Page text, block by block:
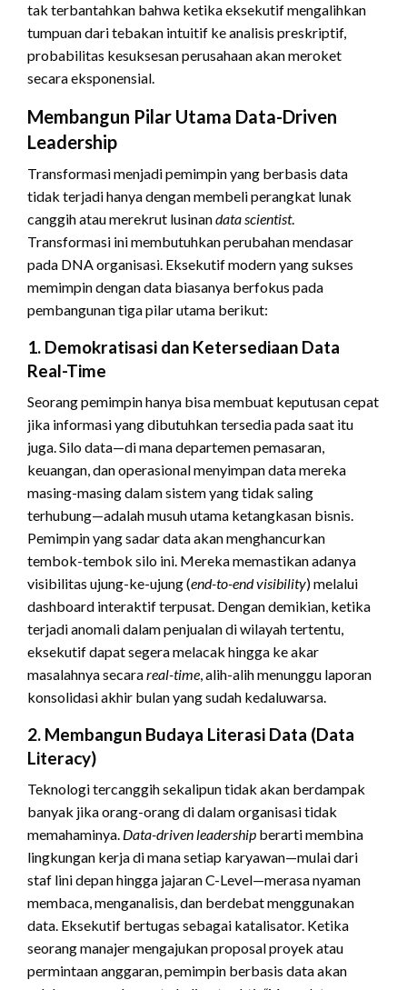
tak terbantahkan bahwa ketika eksekutif mengalihkan
tumpuan dari tebakan intuitif ke analisis preskriptif,
probabilitas kesuksesan perusahaan akan meroket
secara eksponensial.
Membangun Pilar Utama Data-Driven
Leadership
Transformasi menjadi pemimpin yang berbasis data
tidak terjadi hanya dengan membeli perangkat lunak
canggih atau merekrut lusinandata scientist.
Transformasi ini membutuhkan perubahan mendasar
pada DNA organisasi. Eksekutif modern yang sukses
memimpin dengan data biasanya berfokus pada
pembangunan tiga pilar utama berikut:
1. Demokratisasi dan Ketersediaan Data
Real-Time
Seorang pemimpin hanya bisa membuat keputusan cepat
jika informasi yang dibutuhkan tersedia pada saat itu
juga. Silo data—di mana departemen pemasaran,
keuangan, dan operasional menyimpan data mereka
masing-masing dalam sistem yang tidak saling
terhubung—adalah musuh utama ketangkasan bisnis.
Pemimpin yang sadar data akan menghancurkan
tembok-tembok silo ini. Mereka memastikan adanya
visibilitas ujung-ke-ujung (end-to-end visibility) melalui
dashboard interaktif terpusat. Dengan demikian, ketika
terjadi anomali dalam penjualan di wilayah tertentu,
eksekutif dapat segera melacak hingga ke akar
masalahnya secarareal-time, alih-alih menunggu laporan
konsolidasi akhir bulan yang sudah kedaluwarsa.
2. Membangun Budaya Literasi Data (Data
Literacy)
Teknologi tercanggih sekalipun tidak akan berdampak
banyak jika orang-orang di dalam organisasi tidak
memahaminya. Data-driven leadership berarti membina
lingkungan kerja di mana setiap karyawan—mulai dari
staf lini depan hingga jajaran C-Level—merasa nyaman
membaca, menganalisis, dan berdebat menggunakan
data. Eksekutif bertugas sebagai katalisator. Ketika
seorang manajer mengajukan proposal proyek atau
permintaan anggaran, pemimpin berbasis data akan